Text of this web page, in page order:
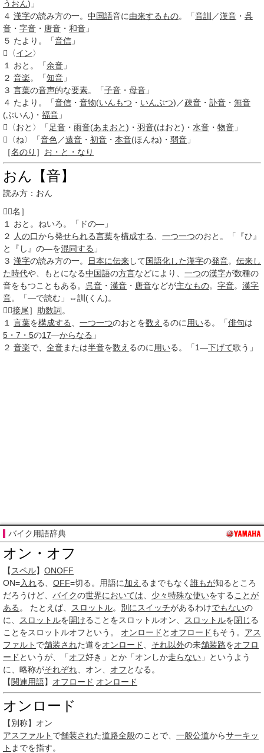
うおん)」
４ 漢字の読み方の一。 中国語音に由来するもの。「音訓 ／漢音 ・ 呉
音 ・ 字音 ・ 唐音 ・ 和音 」
５ たより。「音信 」
〈イン〉
１
おと。「余音 」
２ 音楽。「知音 」
３ 言葉の音声的な要素。「子音 ・ 母音 」
４ たより。「音信 ・ 音物(いんもつ ・ いんぶつ)／疎音 ・ 訃音 ・ 無音
(ぶいん)・ 福音 」
〈おと〉「 足音 ・ 雨音(あまおと)・ 羽音(はおと)・ 水音 ・ 物音 」
〈ね〉「音色／遠音 ・ 初音 ・ 本音(ほんね)・ 弱音 」
［名のり ］ お・と・なり
おん【音】
読み方：おん
［名］
１
おと。ねいろ。「ドの―」
２
人の口から発せられる言葉を構成する 一つ一つのおと。「『ひ』
と『し』の―を混同する 」
３ 漢字の読み方の一。 日本に伝来して国語化した漢字の発音。 伝来し
た時代や、もとになる中国語の方言などにより、 一つの漢字が数種の
音をもつこともある。 呉音 ・ 漢音 ・ 唐音などが主なもの。 字音。 漢字
音。「―で読む」⇔訓(くん)。
［接尾］ 助数詞。
１
言葉を構成する 一つ一つのおとを数え るのに 用いる。「俳句は
5・7・5の17―からなる 」
２ 音楽で、 全音または半音を数え るのに 用いる。「1―下げて歌う」
バイク用語辞典
オン・オフ
【 スペル】 ONOFF
ON=入れる、 OFF=切る。用語に加え るまでもなく 誰もが知るところ
だろうけど、 バイクの世界においては 少々特殊な使いをする ことが
ある 。 たとえば、 スロットル。 別に スイッチがあるわけでもないの
に、
スロットルを開けることをスロットルオン、 スロットルを閉じる
ことをスロットルオフという。 オンロード と オフロード もそう。 アス
ファルト で舗装された道をオンロード それ以外の未舗装路をオフロ
ード というが、「オフ好き」とか「オンしか走らない 」というよう
に、略称がそれぞれ 、オン、 オフとなる。
【関連用語】 オフロード オンロード
オンロード
【別称】オン
アスファルト で舗装された道路全般のことで、 一般公道からサーキッ
ト までを指す。